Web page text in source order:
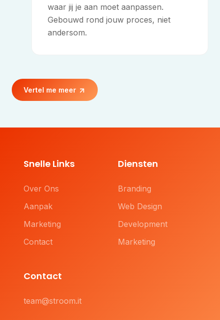
waar jij je aan moet aanpassen.
Gebouwd rond jouw proces, niet
andersom.
Vertel me meer
Snelle Links
Over Ons
Aanpak
Marketing
Contact
Diensten
Branding
Web Design
Development
Marketing
Contact
team@stroom.it